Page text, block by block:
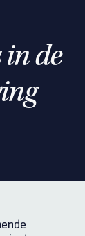
in de